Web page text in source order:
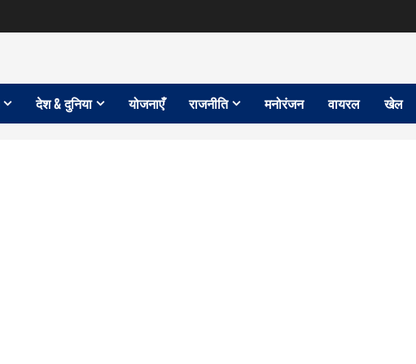
देश & दुनिया योजनाएँ राजनीति मनोरंजन वायरल खेल